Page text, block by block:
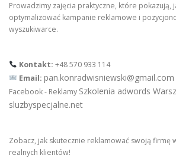
Prowadzimy zajęcia praktyczne, które pokazują,
optymalizować kampanie reklamowe i
wyszukiwarce.
Kontakt: +48 570 933 114
Email: pan.konradwisniewski@gmail.com
Facebook - Reklamy Szkolenia adwords
sluzbyspecjalne.net
Zobacz, jak skutecznie reklamować swoją firmę
realnych klientów!